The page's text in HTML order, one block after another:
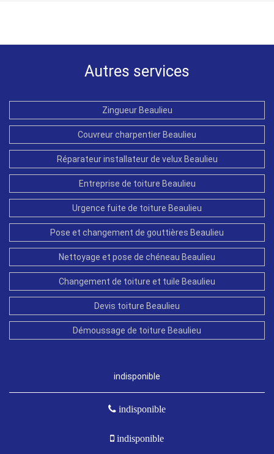
Autres services
Zingueur Beaulieu
Couvreur charpentier Beaulieu
Réparateur installateur de velux Beaulieu
Entreprise de toiture Beaulieu
Urgence fuite de toiture Beaulieu
Pose et changement de gouttières Beaulieu
Nettoyage et pose de chéneau Beaulieu
Changement de toiture et tuile Beaulieu
Devis toiture Beaulieu
Démoussage de toiture Beaulieu
indisponible
indisponible
indisponible